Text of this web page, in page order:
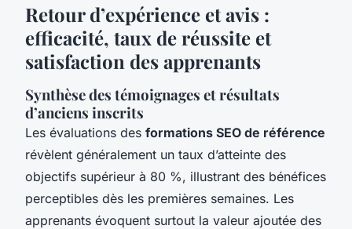
Retour d’expérience et avis :
efficacité, taux de réussite et
satisfaction des apprenants
Synthèse des témoignages et résultats
d’anciens inscrits
Les évaluations des formations SEO de référence
révèlent généralement un taux d’atteinte des
objectifs supérieur à 80 %, illustrant des bénéfices
perceptibles dès les premières semaines. Les
apprenants évoquent surtout la valeur ajoutée des